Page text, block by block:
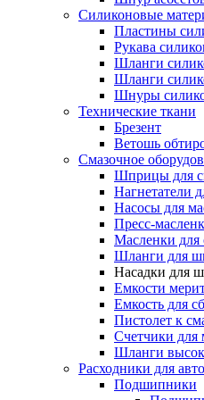
Силиконовые
Пластины
Рукава
Шланги
Шланги
Шнуры
Технические ткани
Брезент
Ветошь
Смазочное
Шприцы для
Нагнетатели
Насосы для
Пресс-
Масленки для
Шланги для
Насадки для
Емкости
Емкость для
Пистолет к
Счетчики для
Шланги
Расходники для
Подшипники